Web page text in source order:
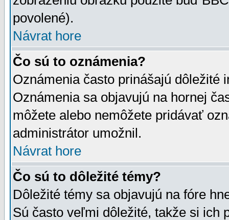
povolené).
Návrat hore
Čo sú to oznámenia?
Oznámenia často prinášajú dôležité
Oznámenia sa objavujú na hornej
môžete alebo nemôžete pridávať
administrátor umožnil.
Návrat hore
Čo sú to dôležité témy?
Dôležité témy sa objavujú na fóre
Sú často veľmi dôležité, takže si ich